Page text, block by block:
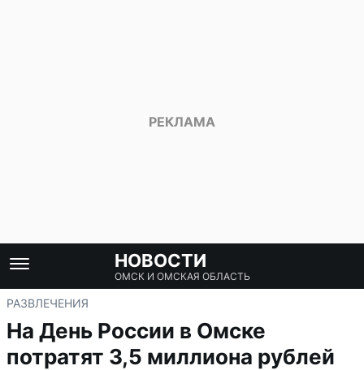
НОВОСТИ
ОМСК И ОМСКАЯ ОБЛАСТЬ
РАЗВЛЕЧЕНИЯ
На День России в Омске
потратят 3,5 миллиона рублей